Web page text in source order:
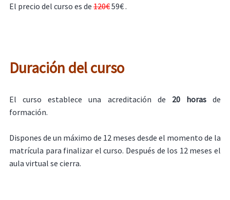
El precio del curso es de 120€59€ .
Duración del curso
El curso establece una acreditación de 20 horasde
formación.
Dispones de un máximo de 12 meses desde el momento de la
matrícula para finalizar el curso. Después de los 12 meses el
aula virtual se cierra.